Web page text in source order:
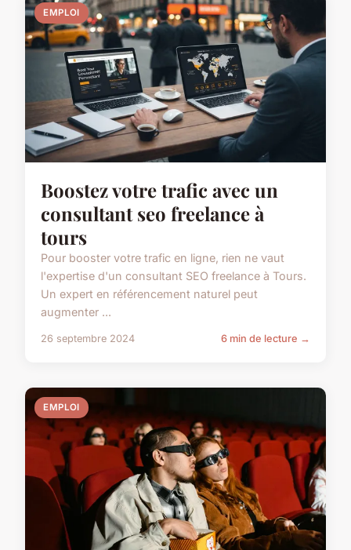
EMPLOI
Boostez votre trafic avec un
consultant seo freelance à
tours
Pour booster votre trafic en ligne, rien ne vaut
l'expertise d'un consultant SEO freelance à Tours.
Un expert en référencement naturel peut
augmenter ...
26 septembre 2024 6 min de lecture →
EMPLOI